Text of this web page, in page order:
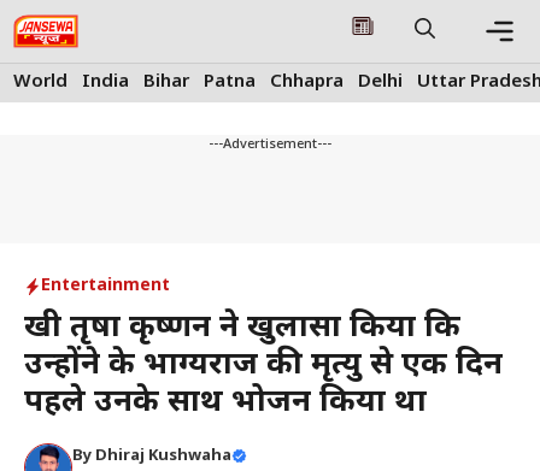
Skip
to
content
World India Bihar Patna Chhapra Delhi Uttar
---Advertisement---
Entertainment
दुखी तृषा कृष्णन ने खुलासा किया कि
उन्होंने के भाग्यराज की मृत्यु से एक दिन
पहले उनके साथ भोजन किया था
By Dhiraj Kushwaha